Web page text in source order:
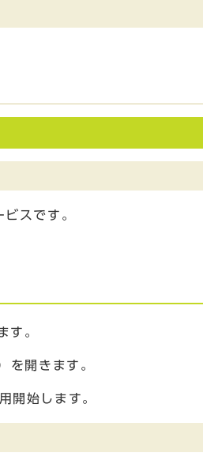
スです。
す。
開きます。
開始します。